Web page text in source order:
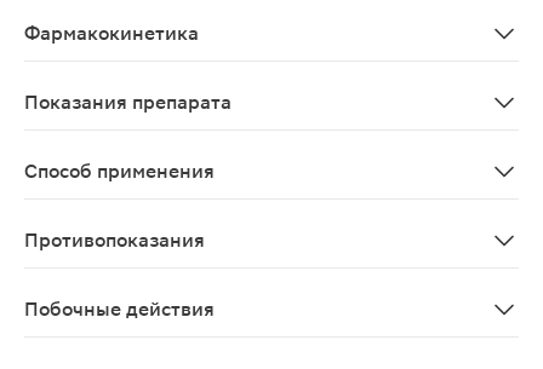
Фармакокинетика
Показания препарата
Способ применения
Противопоказания
Побочные действия